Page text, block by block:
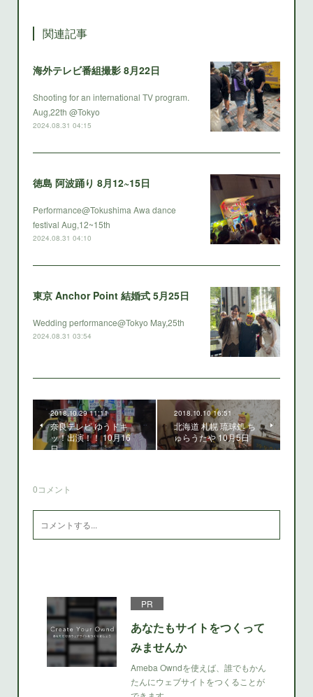
関連記事
海外テレビ番組撮影 8月22日
Shooting for an international TV program.
Aug,22th @Tokyo
2024.08.31 04:15
徳島 阿波踊り 8月12~15日
Performance@Tokushima Awa dance
festival Aug,12~15th
2024.08.31 04:10
東京 Anchor Point 結婚式 5月25日
Wedding performance@Tokyo May,25th
2024.08.31 03:54
2018.10.29 11:11
奈良テレビ ゆうドキ
ッ！出演！！ 10月16
日
2018.10.10 16:51
北海道 札幌 琉球処 ち
ゅらうたや 10月5日
0コメント
PR
あなたもサイトをつくって
みませんか
Ameba Owndを使えば、誰でもかん
たんにウェブサイトをつくることが